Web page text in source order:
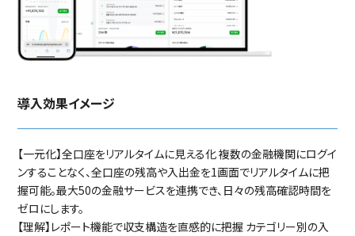
導入効果イメージ
【一元化】全口座をリアルタイムに見える化 複数の金融機関にログイ
ンすることなく、全口座の残高や入出金を1画面でリアルタイムに把
握可能。最大50の金融サービスを連携でき、日々の残高確認時間を
ゼロにします。
【理解】レポート機能で収支構造を直感的に把握 カテゴリー別の入